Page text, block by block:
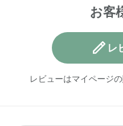
ニュージーランド
【メーカー品番】
店舗でお問い合わせの際に
4571649064334
ecostore 2025/1/15
お客
レ
レビューはマイページ